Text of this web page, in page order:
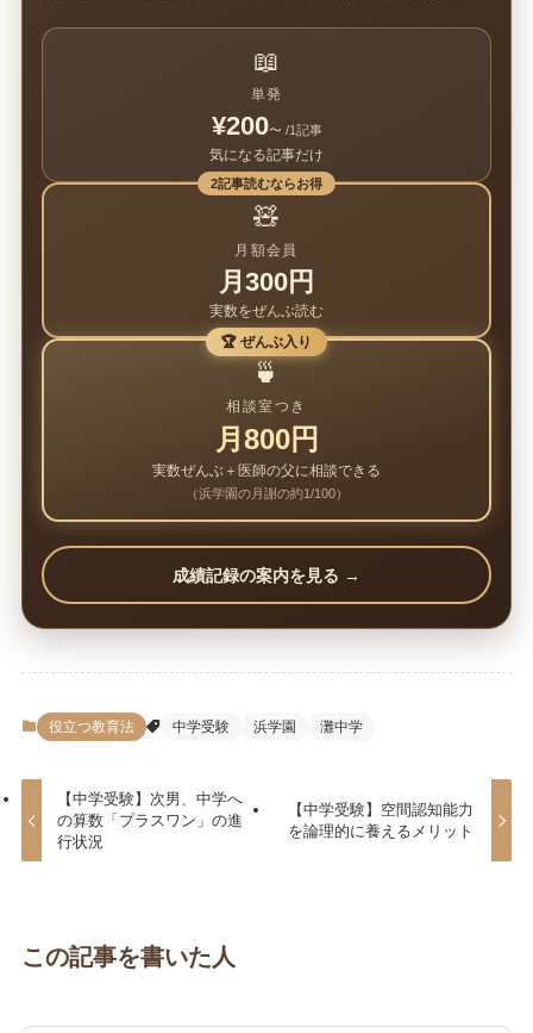
📖
単発
¥200〜 /1記事
気になる記事だけ
2記事読むならお得
🧸
月額会員
月300円
実数をぜんぶ読む
🏆 ぜんぶ入り
🍵
相談室つき
月800円
実数ぜんぶ＋医師の父に相談できる
（浜学園の月謝の約1/100）
成績記録の案内を見る →
役立つ教育法 中学受験 浜学園 灘中学
【中学受験】次男、中学へ
の算数「プラスワン」の進
行状況
【中学受験】空間認知能力
を論理的に養えるメリット
この記事を書いた人